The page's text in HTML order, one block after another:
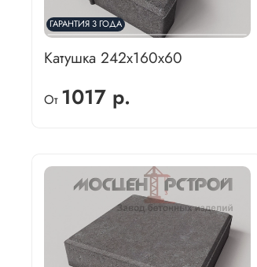
ГАРАНТИЯ 3 ГОДА
Катушка 242х160х60
От 1017 р.